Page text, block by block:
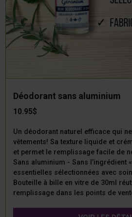
Déodorant sans aluminium
10.95$
Un déodorant naturel efficace qui
vêtements! Sa texture liquide et
et permet le remplissage facile de
Sans aluminium - Sans l’ingrédient
essentielles sélectionnées avec
Bouteille à bille en vitre de 30ml
remplissage dans les points de